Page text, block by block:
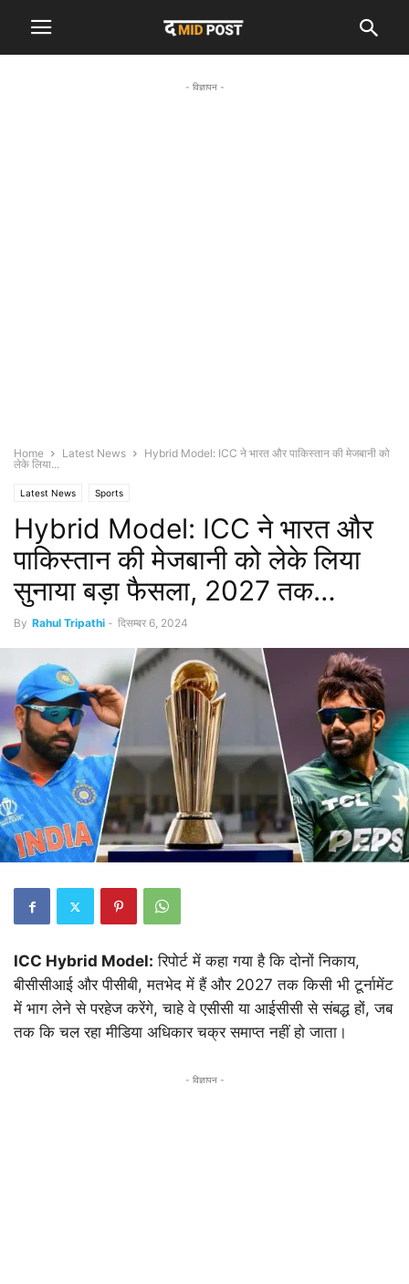
- विज्ञापन -
Home Latest News
Hybrid Model: ICC ने भारत और पाकिस्तान की मेजबानी को
लेके लिया...
Latest News Sports
Hybrid Model: ICC ने भारत और
पाकिस्तान की मेजबानी को लेके लिया
सुनाया बड़ा फैसला, 2027 तक…
By Rahul Tripathi - दिसम्बर 6, 2024
ICC Hybrid Model: रिपोर्ट में कहा गया है कि दोनों निकाय,
बीसीसीआई और पीसीबी, मतभेद में हैं और 2027 तक किसी भी टूर्नामेंट
में भाग लेने से परहेज करेंगे, चाहे वे एसीसी या आईसीसी से संबद्ध हों, जब
तक कि चल रहा मीडिया अधिकार चक्र समाप्त नहीं हो जाता।
- विज्ञापन -